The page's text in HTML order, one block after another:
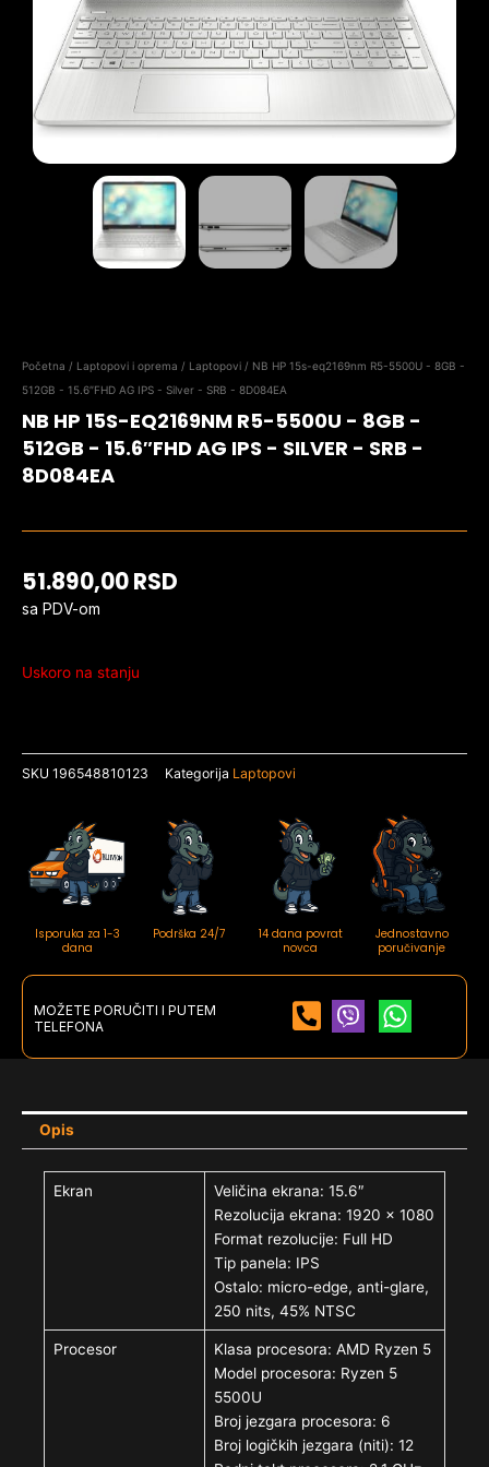
Početna / Laptopovi i oprema / Laptopovi / NB HP 15s-eq2169nm R5-5500U - 8GB -
512GB - 15.6″FHD AG IPS - Silver - SRB - 8D084EA
NB HP 15S-EQ2169NM R5-5500U - 8GB -
512GB - 15.6″FHD AG IPS - SILVER - SRB -
8D084EA
51.890,00RSD
sa PDV-om
Uskoro na stanju
SKU 196548810123 Kategorija Laptopovi
Isporuka za 1-3
dana
Podrška 24/7
14 dana povrat
novca
Jednostavno
poručivanje
MOŽETE PORUČITI I PUTEM
TELEFONA
Opis
Ekran
Veličina ekrana: 15.6″
Rezolucija ekrana: 1920 x 1080
Format rezolucije: Full HD
Tip panela: IPS
Ostalo: micro-edge, anti-glare,
250 nits, 45% NTSC
Procesor
Klasa procesora: AMD Ryzen 5
Model procesora: Ryzen 5
5500U
Broj jezgara procesora: 6
Broj logičkih jezgara (niti): 12